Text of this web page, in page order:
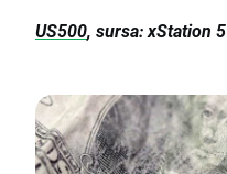
US500, sursa: xStation 5